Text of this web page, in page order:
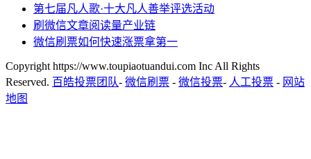
第七届凡人歌·十大凡人善举评选活动
刷微信文章阅读量产业链
微信刷票如何快速涨票拿第一
Copyright https://www.toupiaotuandui.com Inc All Rights
Reserved. 百皓投票团队- 微信刷票 - 微信投票- 人工投票 - 网站
地图